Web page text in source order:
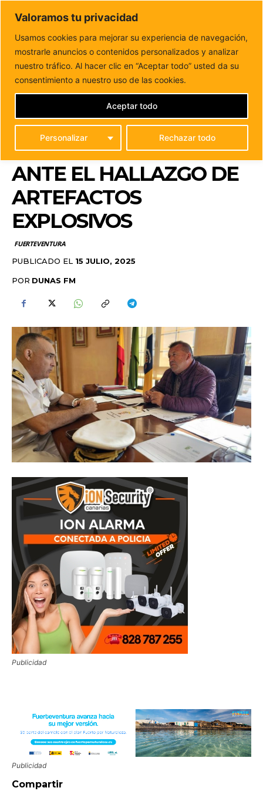
Valoramos tu privacidad
Usamos cookies para mejorar su experiencia de navegación,
mostrarle anuncios o contenidos personalizados y analizar
nuestro tráfico. Al hacer clic en “Aceptar todo” usted da su
consentimiento a nuestro uso de las cookies.
Personalizar Rechazar todo
Aceptar todo
DUNAS FM
Tu informacion de forma cercana
Inicio FUERTEVENTURA
Antigua y la Armada difunden
una campaña preventiva sobre cómo actuar ante...
ANTIGUA Y LA ARMADA
DIFUNDEN UNA
CAMPAÑA PREVENTIVA
SOBRE CÓMO ACTUAR
ANTE EL HALLAZGO DE
ARTEFACTOS
EXPLOSIVOS
FUERTEVENTURA
PUBLICADO EL 15 JULIO, 2025
POR DUNAS FM
Publicidad
Publicidad
Compartir